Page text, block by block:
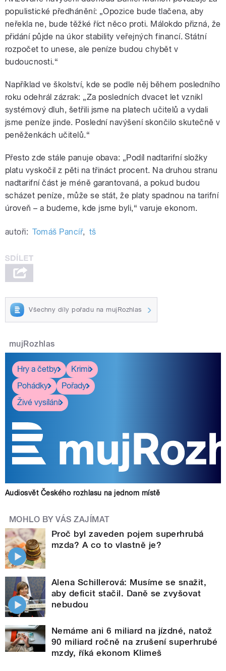
populistické předhánění: „Opozice bude tlačena, aby
neřekla ne, bude těžké říct něco proti. Málokdo přizná, že
přidání půjde na úkor stability veřejných financí. Státní
rozpočet to unese, ale peníze budou chybět v
budoucnosti.“
Například ve školství, kde se podle něj během posledního
roku odehrál zázrak: „Za posledních dvacet let vznikl
systémový dluh, šetřili jsme na platech učitelů a vydali
jsme peníze jinde. Poslední navýšení skončilo skutečně v
peněženkách učitelů.“
Přesto zde stále panuje obava: „Podíl nadtarifní složky
platu vyskočil z pěti na třináct procent. Na druhou stranu
nadtarifní část je méně garantovaná, a pokud budou
scházet peníze, může se stát, že platy spadnou na tarifní
úroveň – a budeme, kde jsme byli,“ varuje ekonom.
autoři: Tomáš Pancíř, tš
Všechny díly pořadu na mujRozhlas
mujRozhlas
Hry a četby
Krimi
Pohádky
Pořady
Živé vysílání
Audiosvět Českého rozhlasu na jednom místě
MOHLO BY VÁS ZAJÍMAT
Proč byl zaveden pojem superhrubá
mzda? A co to vlastně je?
Alena Schillerová: Musíme se snažit,
aby deficit stačil. Daně se zvyšovat
nebudou
Nemáme ani 6 miliard na jízdné, natož
90 miliard ročně na zrušení superhrubé
mzdy, říká ekonom Klimeš